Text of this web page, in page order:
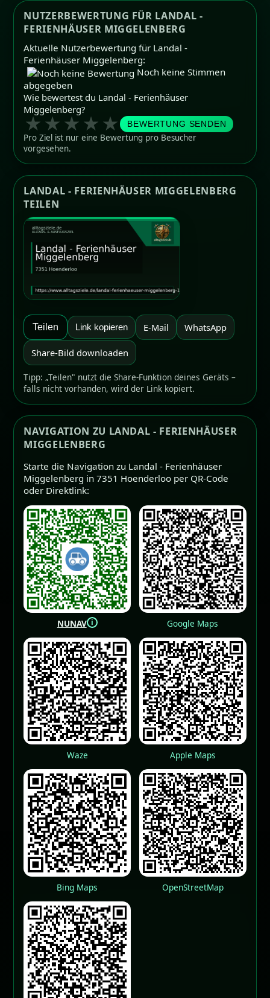
NUTZERBEWERTUNG FÜR LANDAL -
FERIENHÄUSER MIGGELENBERG
Aktuelle Nutzerbewertung für Landal -
Ferienhäuser Miggelenberg:
Noch keine Stimmen
abgegeben
Wie bewertest du Landal - Ferienhäuser
Miggelenberg?
★
★
★
★
★ BEWERTUNG SENDEN
Pro Ziel ist nur eine Bewertung pro Besucher
vorgesehen.
LANDAL - FERIENHÄUSER MIGGELENBERG
TEILEN
Teilen Link kopieren E-Mail WhatsApp
Share-Bild downloaden
Tipp: „Teilen" nutzt die Share-Funktion deines Geräts –
falls nicht vorhanden, wird der Link kopiert.
NAVIGATION ZU LANDAL - FERIENHÄUSER
MIGGELENBERG
Starte die Navigation zu Landal - Ferienhäuser
Miggelenberg in 7351 Hoenderloo per QR-Code
oder Direktlink:
NUNAV i Google Maps
Waze Apple Maps
Bing Maps OpenStreetMap